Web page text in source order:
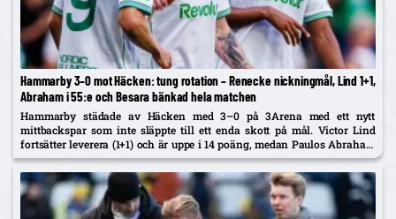
Hammarby 3–0 mot Häcken: tung rotation – Renecke nickningmål, Lind 1+1,
Abraham i 55:e och Besara bänkad hela matchen
Hammarby städade av Häcken med 3–0 på 3Arena med ett nytt
mittbackspar som inte släppte till ett enda skott på mål. Victor Lind
fortsätter leverera (1+1) och är uppe i 14 poäng, medan Paulos Abraham
– målskytt igen – var...